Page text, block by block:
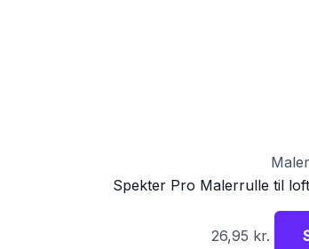
Spekter Pro Malerrulle til
26,95 kr.